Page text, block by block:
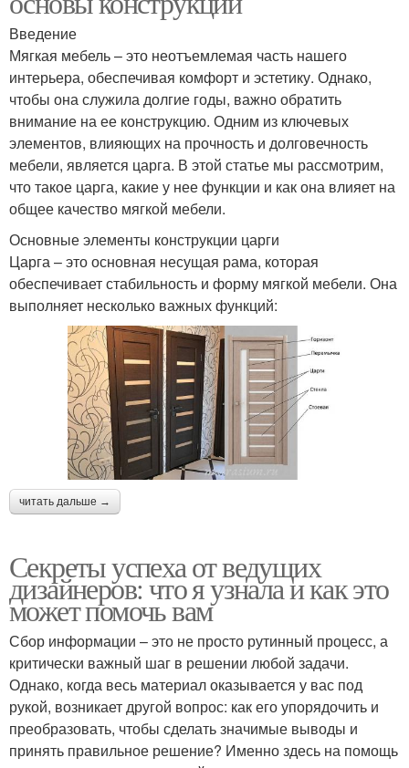
Введение
Мягкая мебель – это неотъемлемая часть нашего
интерьера, обеспечивая комфорт и эстетику. Однако,
чтобы она служила долгие годы, важно обратить
внимание на ее конструкцию. Одним из ключевых
элементов, влияющих на прочность и долговечность
мебели, является царга. В этой статье мы рассмотрим,
что такое царга, какие у нее функции и как она влияет на
общее качество мягкой мебели.
Основные элементы конструкции царги
Царга – это основная несущая рама, которая
обеспечивает стабильность и форму мягкой мебели. Она
выполняет несколько важных функций:
читать дальше →
Секреты успеха от ведущих
дизайнеров: что я узнала и как это
может помочь вам
Сбор информации – это не просто рутинный процесс, а
критически важный шаг в решении любой задачи.
Однако, когда весь материал оказывается у вас под
рукой, возникает другой вопрос: как его упорядочить и
преобразовать, чтобы сделать значимые выводы и
принять правильное решение? Именно здесь на помощь